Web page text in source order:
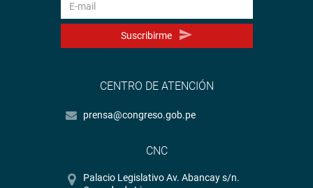
Suscribirme
CENTRO DE ATENCIÓN
prensa@congreso.gob.pe
CNC
Palacio Legislativo Av. Abancay s/n.